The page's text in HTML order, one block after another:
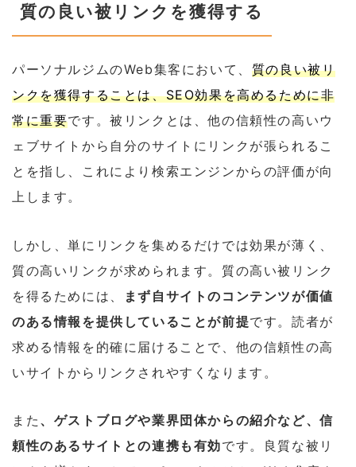
質の良い被リンクを獲得する
パーソナルジムのWeb集客において、 質の良い被リ
ンクを獲得することは、SEO効果を高めるために非
常に重要です。被リンクとは、他の信頼性の高いウ
ェブサイトから自分のサイトにリンクが張られるこ
とを指し、これにより検索エンジンからの評価が向
上します。
しかし、単にリンクを集めるだけでは効果が薄く、
質の高いリンクが求められます。質の高い被リンク
を得るためには、
まず自サイトのコンテンツが価値
のある情報を提供していることが前提です。読者が
求める情報を的確に届けることで、他の信頼性の高
いサイトからリンクされやすくなります。
また 、ゲストブログや業界団体からの紹介など、信
頼性のあるサイトとの連携も有効です。良質な被リ